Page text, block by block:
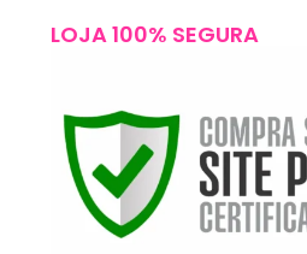
LOJA 100% SEGURA